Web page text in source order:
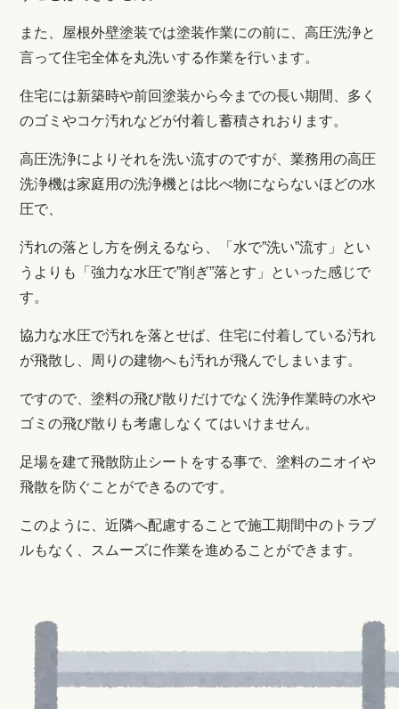
また、屋根外壁塗装では塗装作業にの前に、高圧洗浄と
言って住宅全体を丸洗いする作業を行います。
住宅には新築時や前回塗装から今までの長い期間、多く
のゴミやコケ汚れなどが付着し蓄積されおります。
高圧洗浄によりそれを洗い流すのですが、業務用の高圧
洗浄機は家庭用の洗浄機とは比べ物にならないほどの水
圧で、
汚れの落とし方を例えるなら、「水で”洗い”流す」とい
うよりも「強力な水圧で”削ぎ”落とす」といった感じで
す。
協力な水圧で汚れを落とせば、住宅に付着している汚れ
が飛散し、周りの建物へも汚れが飛んでしまいます。
ですので、塗料の飛び散りだけでなく洗浄作業時の水や
ゴミの飛び散りも考慮しなくてはいけません。
足場を建て飛散防止シートをする事で、塗料のニオイや
飛散を防ぐことができるのです。
このように、近隣へ配慮することで施工期間中のトラブ
ルもなく、スムーズに作業を進めることができます。